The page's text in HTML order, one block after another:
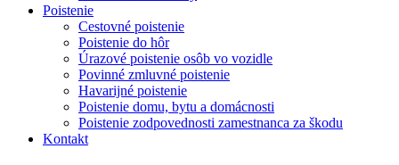
Poistenie
Cestovné poistenie
Poistenie do hôr
Úrazové poistenie osôb vo vozidle
Povinné zmluvné poistenie
Havarijné poistenie
Poistenie domu, bytu a domácnosti
Poistenie zodpovednosti zamestnanca za škodu
Kontakt